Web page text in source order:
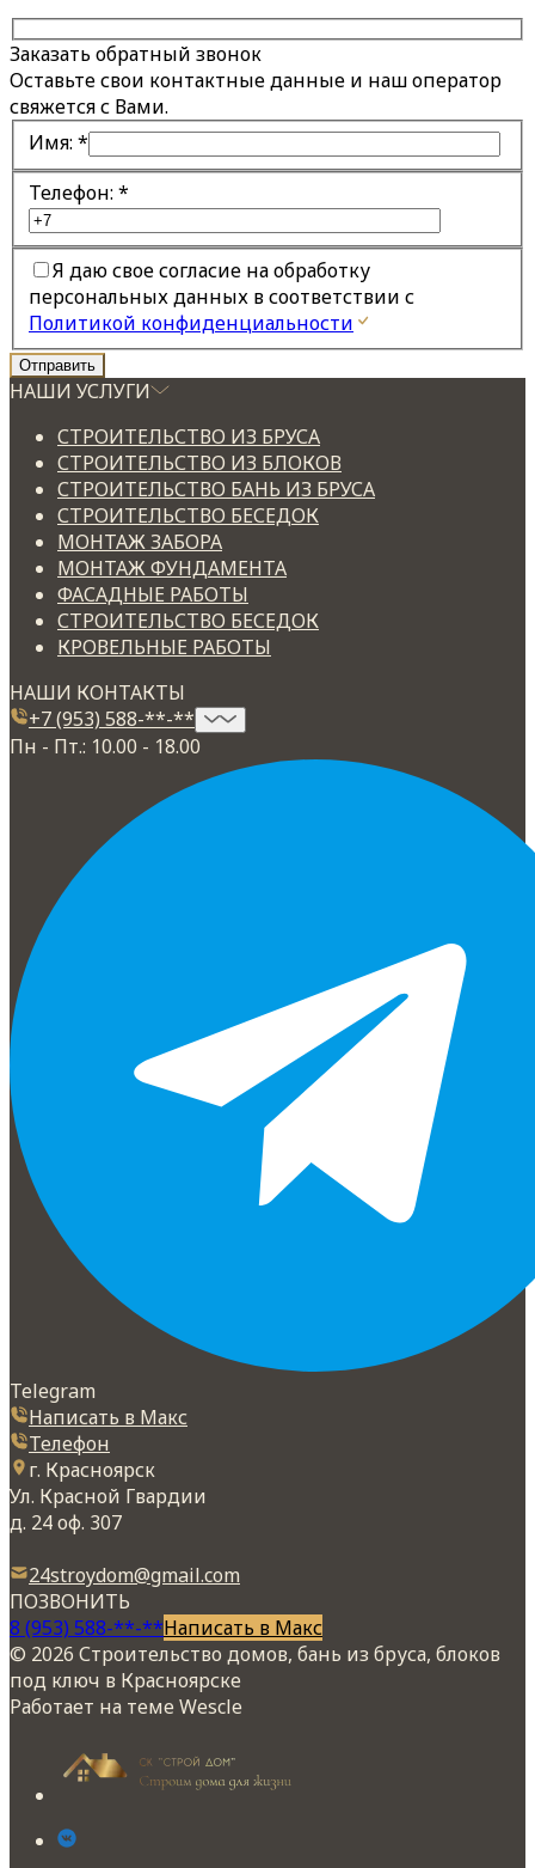
Заказать обратный звонок
Оставьте свои контактные данные и наш оператор
свяжется с Вами.
Имя: *
Телефон: *
Я даю свое согласие на обработку
персональных данных в соответствии с
Политикой конфиденциальности
НАШИ УСЛУГИ
СТРОИТЕЛЬСТВО ИЗ БРУСА
СТРОИТЕЛЬСТВО ИЗ БЛОКОВ
СТРОИТЕЛЬСТВО БАНЬ ИЗ БРУСА
СТРОИТЕЛЬСТВО БЕСЕДОК
МОНТАЖ ЗАБОРА
МОНТАЖ ФУНДАМЕНТА
ФАСАДНЫЕ РАБОТЫ
СТРОИТЕЛЬСТВО БЕСЕДОК
КРОВЕЛЬНЫЕ РАБОТЫ
НАШИ КОНТАКТЫ
+7 (953) 588-**-**
Пн - Пт.: 10.00 - 18.00
Telegram
Написать в Макс
Телефон
г. Красноярск
Ул. Красной Гвардии
д. 24 оф. 307
24stroydom@gmail.com
ПОЗВОНИТЬ
8 (953) 588-**-**Написать в Макс
© 2026 Строительство домов, бань из бруса, блоков
под ключ в Красноярске
Работает на теме Wescle